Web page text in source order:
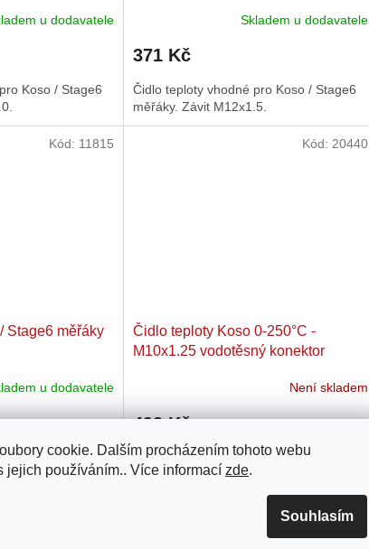
cookie. Dalším procházením tohoto webu
jejich používáním.. Více informací zde.
Souhlasím
u dodavatele
Koso / Stage6
Skladem u dodavatele
371 Kč
Čidlo teploty vhodné pro Koso / Stage6
měřáky. Závit M12x1.5.
Stage6 měřáky
u dodavatele
Koso / Stage6
Kód: 11815
Čidlo teploty Koso 0-250°C -
M10x1.25 vodotěsný konektor
Není skladem
493 Kč
Čidlo teploty Koso s rozsahem teploty 0-
250°C. Čidlo má závit M10x1.25 a
Kód: 20440